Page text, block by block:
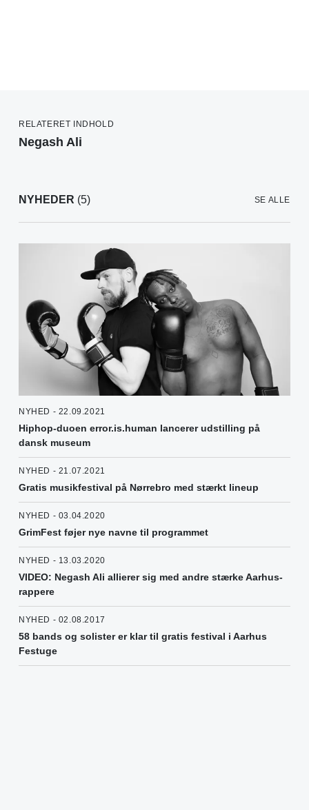
RELATERET INDHOLD
Negash Ali
NYHEDER (5) SE ALLE
NYHED - 22.09.2021
Hiphop-duoen error.is.human lancerer udstilling på
dansk museum
NYHED - 21.07.2021
Gratis musikfestival på Nørrebro med stærkt lineup
NYHED - 03.04.2020
GrimFest føjer nye navne til programmet
NYHED - 13.03.2020
VIDEO: Negash Ali allierer sig med andre stærke Aarhus-
rappere
NYHED - 02.08.2017
58 bands og solister er klar til gratis festival i Aarhus
Festuge